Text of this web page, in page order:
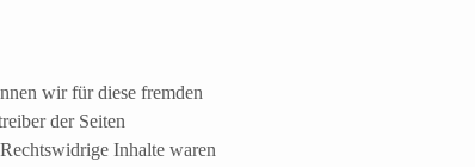
wir für diese fremden
der Seiten
Inhalte waren